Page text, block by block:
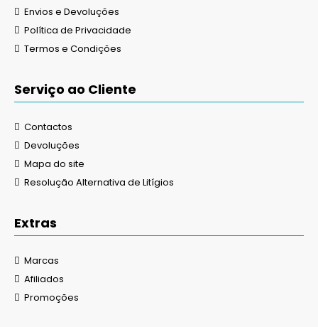
Envios e Devoluções
Política de Privacidade
Termos e Condições
Serviço ao Cliente
Contactos
Devoluções
Mapa do site
Resolução Alternativa de Litígios
Extras
Marcas
Afiliados
Promoções